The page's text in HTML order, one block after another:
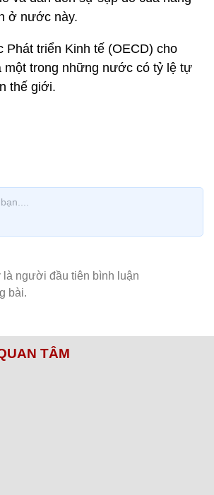
ở nước này.
Phát triển Kinh tế (OECD) cho
một trong những nước có tỷ lệ tự
thế giới.
TÂM